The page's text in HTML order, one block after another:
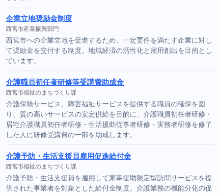
企業立地奨励金制度
西宮市産業振興部門
西宮市への企業立地を促進するため、一定要件を満たす企業に対し
て奨励金を交付する制度。地域経済の活性化と雇用創出を目的とし
ています。
介護職員初任者研修等受講費助成金
西宮市福祉のまちづくり課
介護保険サービス、障害福祉サービスを提供する職員の確保を図
り、質の高いサービスの安定供給を目的に、介護職員初任者研修・
居宅介護職員初任者研修・生活援助従事者研修・実務者研修を修了
した人に研修受講費の一部を助成します。
介護予防・生活支援員雇用促進給付金
西宮市福祉のまちづくり課
介護予防・生活支援員を雇用して家事援助限定型訪問サービスを提
供された事業者を対象とした給付金制度。介護業務の機能分化の促